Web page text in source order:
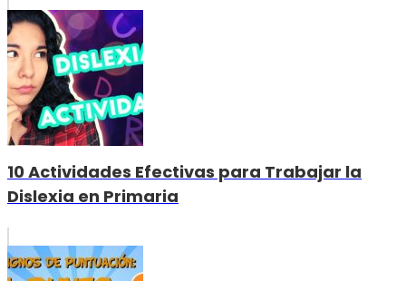
10 Actividades Efectivas para Trabajar la
Dislexia en Primaria